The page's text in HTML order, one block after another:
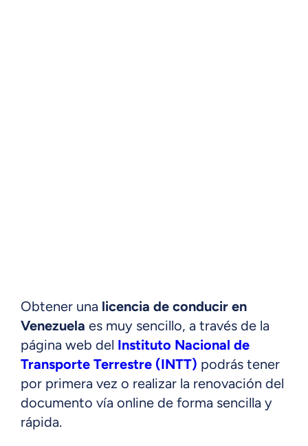
Obtener una licencia de conducir en
Venezuela es muy sencillo, a través de la
página web del Instituto Nacional de
Transporte Terrestre (INTT) podrás tener
por primera vez o realizar la renovación del
documento vía online de forma sencilla y
rápida.